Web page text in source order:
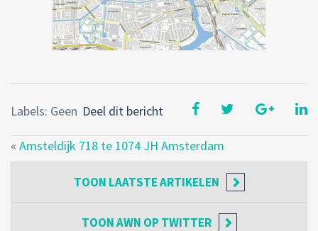
Deel dit bericht
Labels: Geen
« Amsteldijk 718 te 1074 JH Amsterdam
TOON LAATSTE ARTIKELEN
TOONAWN OP TWITTER